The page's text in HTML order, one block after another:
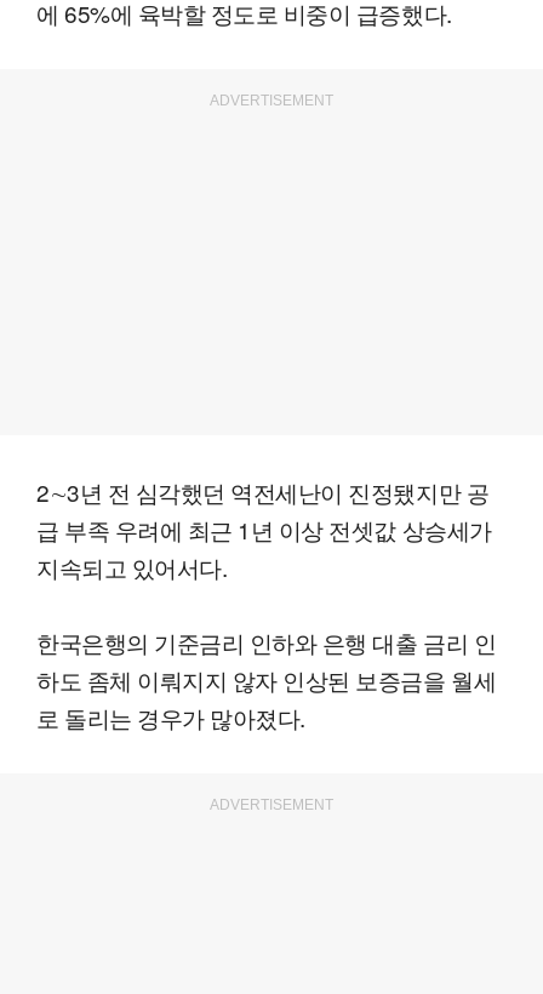
에 65%에 육박할 정도로 비중이 급증했다.
ADVERTISEMENT
2∼3년 전 심각했던 역전세난이 진정됐지만 공
급 부족 우려에 최근 1년 이상 전셋값 상승세가
지속되고 있어서다.
한국은행의 기준금리 인하와 은행 대출 금리 인
하도 좀체 이뤄지지 않자 인상된 보증금을 월세
로 돌리는 경우가 많아졌다.
ADVERTISEMENT